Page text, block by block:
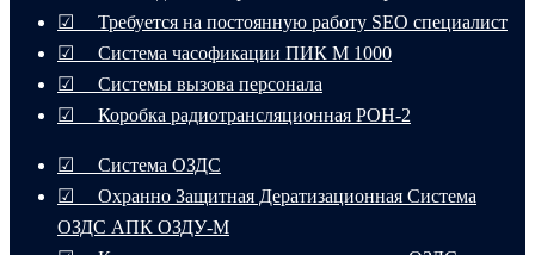
☑ Требуется на постоянную работу SEO специалист
☑ Система часофикации ПИК М 1000
☑ Системы вызова персонала
☑ Коробка радиотрансляционная РОН-2
☑ Система ОЗДС
☑ Охранно Защитная Дератизационная Система
ОЗДС АПК ОЗДУ-М